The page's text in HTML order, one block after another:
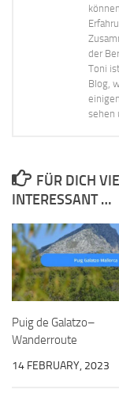
der
Toni
Blog,
sehen
FÜR DICH
INTERESSANT …
Puig de Galatzo–
Wanderroute
14 FEBRUARY, 2023